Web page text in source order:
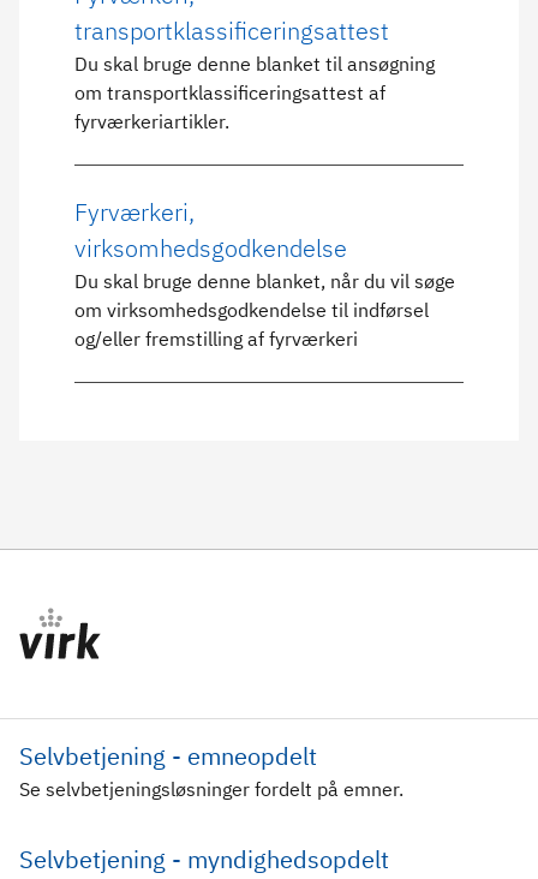
transportklassificeringsattest
Du skal bruge denne blanket til ansøgning
om transportklassificeringsattest af
fyrværkeriartikler.
Fyrværkeri,
virksomhedsgodkendelse
Du skal bruge denne blanket, når du vil søge
om virksomhedsgodkendelse til indførsel
og/eller fremstilling af fyrværkeri
Selvbetjening - emneopdelt
Se selvbetjeningsløsninger fordelt på emner.
Selvbetjening - myndighedsopdelt